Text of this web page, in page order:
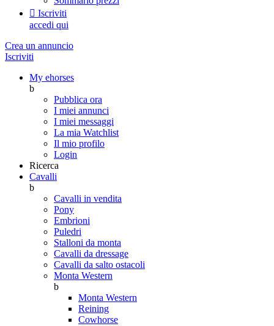
 Iscriviti
accedi qui
Crea un annuncio
Iscriviti
My ehorses
b
Pubblica ora
I miei annunci
I miei messaggi
La mia Watchlist
Il mio profilo
Login
Ricerca
Cavalli
b
Cavalli in vendita
Pony
Embrioni
Puledri
Stalloni da monta
Cavalli da dressage
Cavalli da salto ostacoli
Monta Western
b
Monta Western
Reining
Cowhorse